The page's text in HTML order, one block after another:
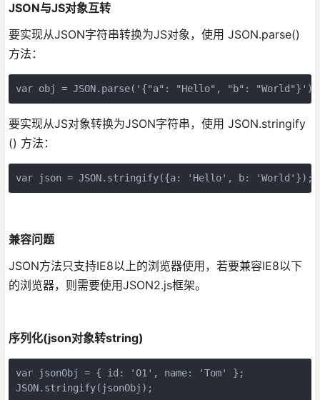
JSON与JS对象互转
要实现从JSON字符串转换为JS对象，使用 JSON.parse()
方法：
var obj = JSON.parse('{"a": "Hello", "b":
要实现从JS对象转换为JSON字符串，使用 JSON.stringify
() 方法：
var json = JSON.stringify({a: 'Hello', b:
兼容问题
JSON方法只支持IE8以上的浏览器使用，若要兼容IE8以下
的浏览器，则需要使用JSON2.js框架。
序列化(json对象转string)
var jsonObj = { id: '01', name: 'Tom' };
JSON.stringify(jsonObj);